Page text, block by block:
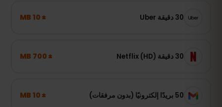
30 دقيقة Uber ± 10 MB
30 دقيقة Netflix (HD) ± 700 MB
50 بريدًا إلكترونيًا (بدون مرفقات) ± 10 MB